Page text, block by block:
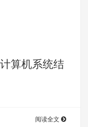
算机系统结
阅读全文